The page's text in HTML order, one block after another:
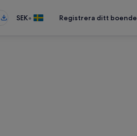
SEK• Registrera ditt boende